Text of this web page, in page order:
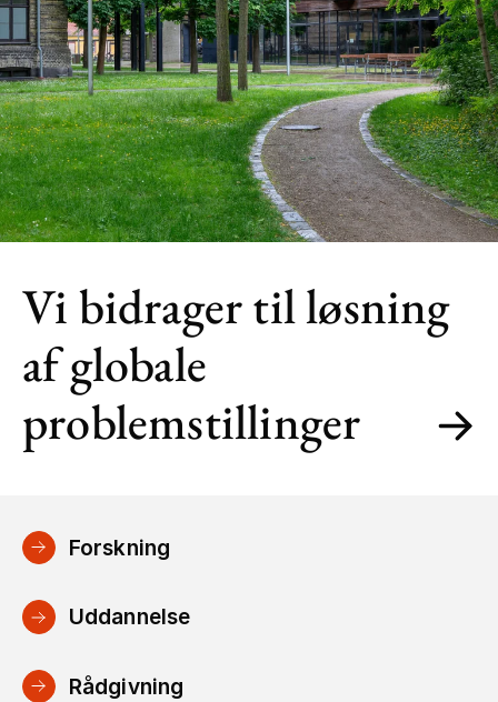
Vi bidrager til løsning
af globale
problemstillinger
Forskning
Uddannelse
Rådgivning